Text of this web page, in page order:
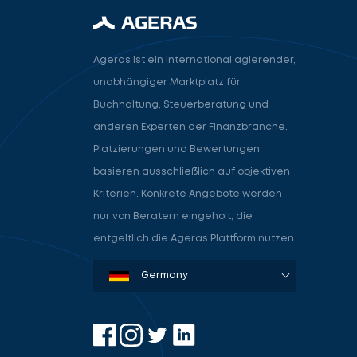
Ageras ist ein international agierender,
unabhängiger Marktplatz für
Buchhaltung, Steuerberatung und
anderen Experten der Finanzbranche.
Platzierungen und Bewertungen
basieren ausschließlich auf objektiven
Kriterien. Konkrete Angebote werden
nur von Beratern eingeholt, die
entgeltlich die Ageras Plattform nutzen.
Denmark
Sweden
Norway
Netherlands
Germany
USA